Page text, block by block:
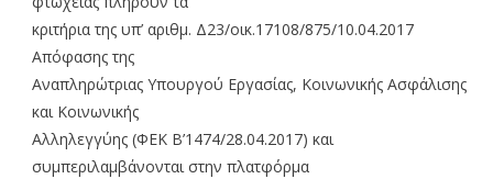
κριτήρια της υπ’ αριθμ. Δ23/οικ.17108/875/10.04.2017
Απόφασης της
Αναπληρώτριας Υπουργού Εργασίας, Κοινωνικής Ασφάλισης
και Κοινωνικής
Αλληλεγγύης (ΦΕΚ Β’1474/28.04.2017) και
συμπεριλαμβάνονται στην πλατφόρμα